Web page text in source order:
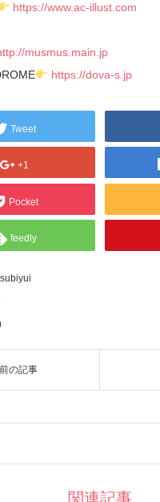
https://www.ac-illust.com
musmus.main.jp
https://dova-s.jp
Tweet
+1
Pocket
feedly
前の記事
関連記事